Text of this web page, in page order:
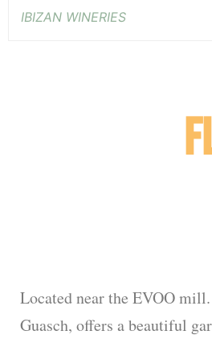
IBIZAN WINERIES
Located near the EVOO
Guasch, offers a beautiful